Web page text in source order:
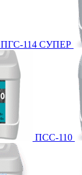
ПГС-114 СУПЕР
ПСС-110